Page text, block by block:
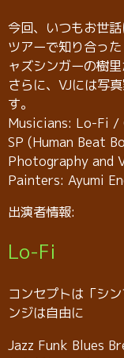
今回、いつもお世
ツアーで知り合っ
ャズシンガーの樹
さらに、VJには写
す。
Musicians: Lo-Fi /
SP (Human Beat
Photography and
Painters: Ayumi
出演者情報:
Lo-Fi
コンセプトは「シ
ンジは自由に
Jazz Funk Blues